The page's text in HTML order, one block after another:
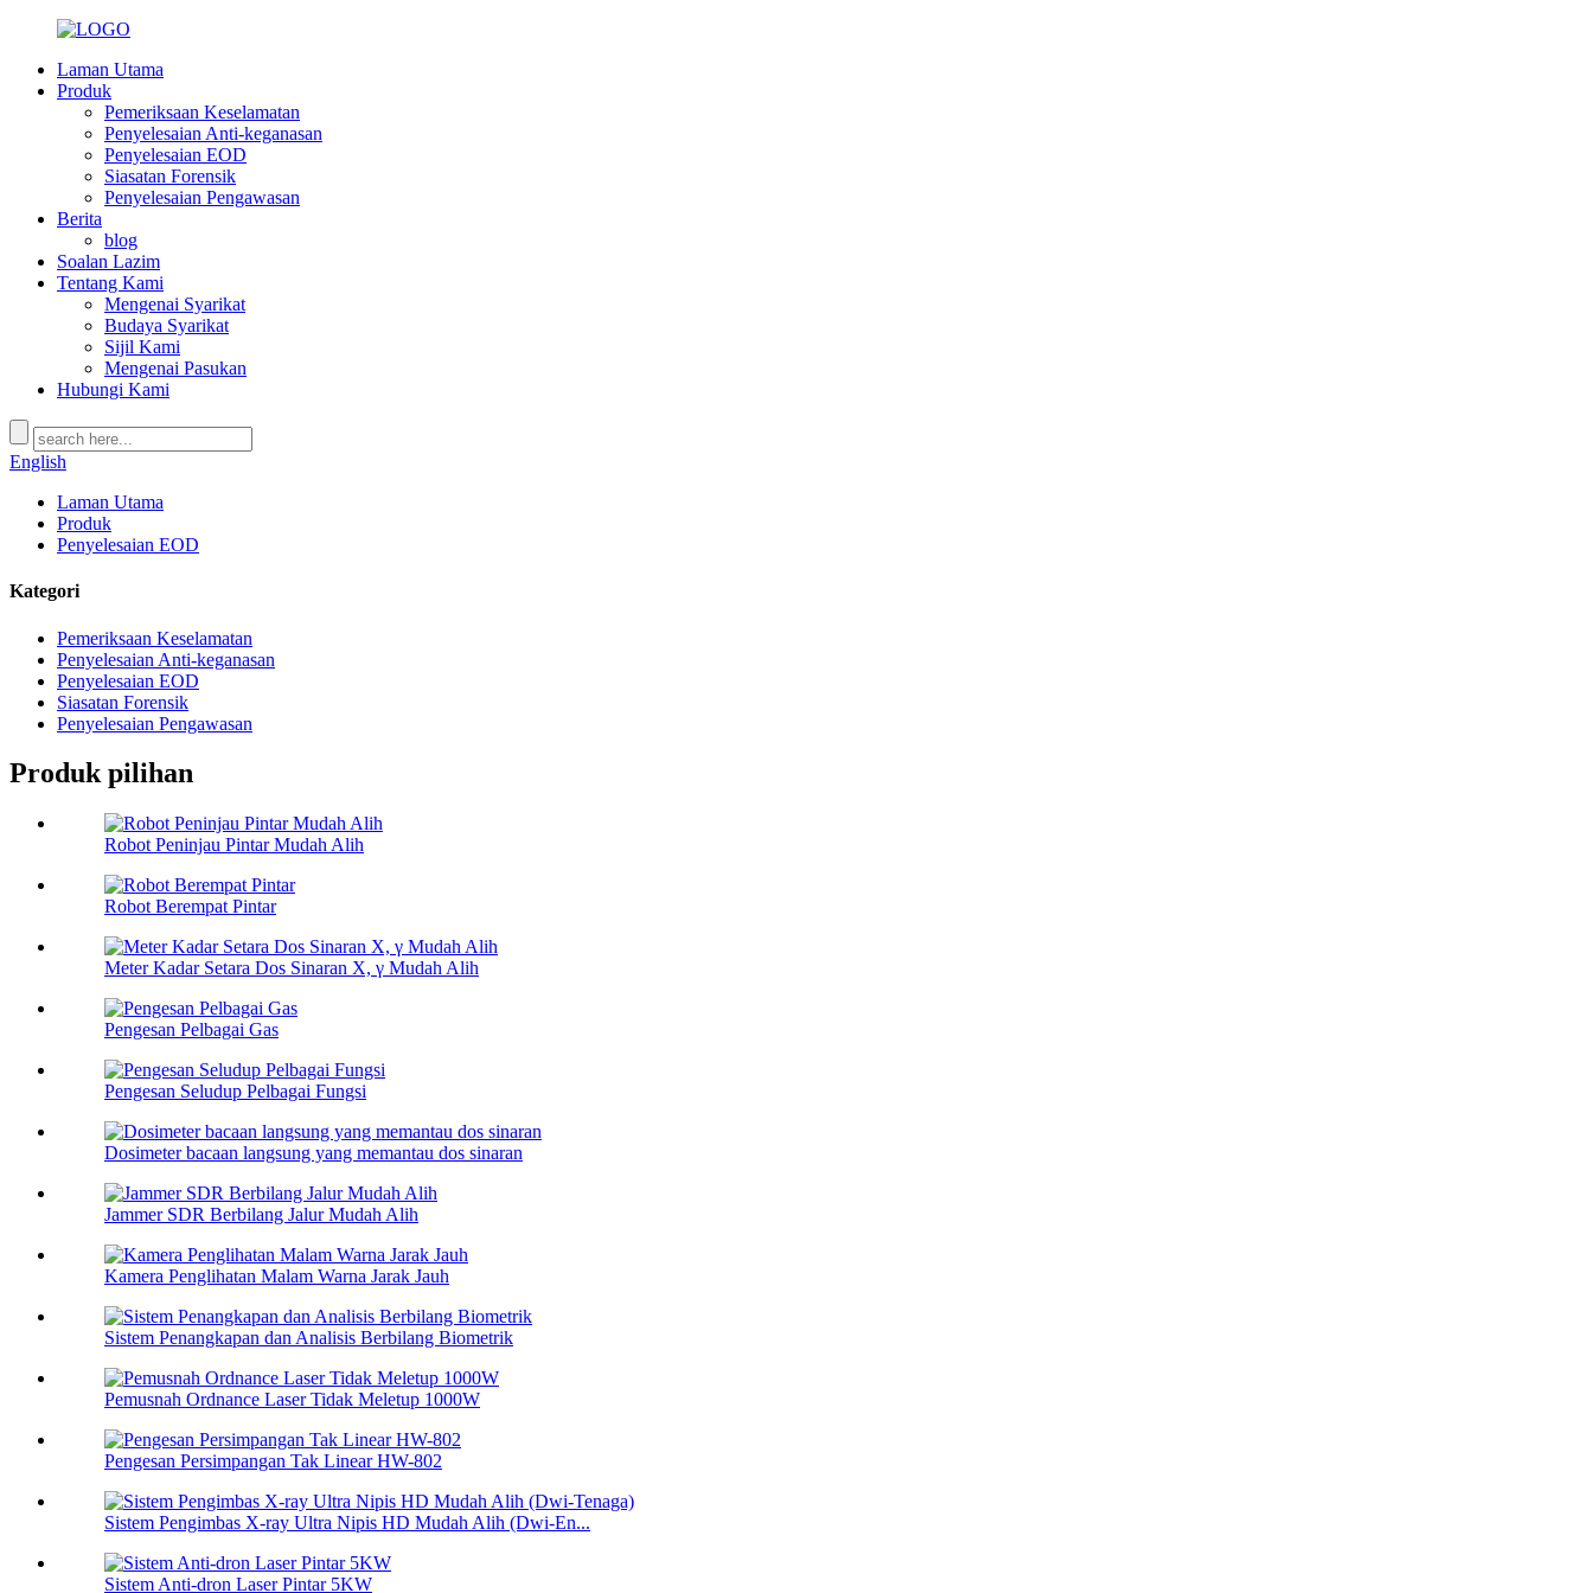
Laman Utama
Produk
Pemeriksaan Keselamatan
Penyelesaian Anti-keganasan
Penyelesaian EOD
Siasatan Forensik
Penyelesaian Pengawasan
Berita
blog
Soalan Lazim
Tentang Kami
Mengenai Syarikat
Budaya Syarikat
Sijil Kami
Mengenai Pasukan
Hubungi Kami
English
Laman Utama
Produk
Penyelesaian EOD
Kategori
Pemeriksaan Keselamatan
Penyelesaian Anti-keganasan
Penyelesaian EOD
Siasatan Forensik
Penyelesaian Pengawasan
Produk pilihan
Robot Peninjau Pintar Mudah Alih
Robot Berempat Pintar
Meter Kadar Setara Dos Sinaran X, γ Mudah Alih
Pengesan Pelbagai Gas
Pengesan Seludup Pelbagai Fungsi
Dosimeter bacaan langsung yang memantau dos sinaran
Jammer SDR Berbilang Jalur Mudah Alih
Kamera Penglihatan Malam Warna Jarak Jauh
Sistem Penangkapan dan Analisis Berbilang Biometrik
Pemusnah Ordnance Laser Tidak Meletup 1000W
Pengesan Persimpangan Tak Linear HW-802
Sistem Pengimbas X-ray Ultra Nipis HD Mudah Alih (Dwi-En...
Sistem Anti-dron Laser Pintar 5KW